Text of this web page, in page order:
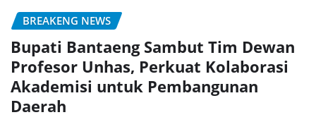
BREAKENG NEWS
Bupati Bantaeng Sambut Tim Dewan
Profesor Unhas, Perkuat Kolaborasi
Akademisi untuk Pembangunan
Daerah